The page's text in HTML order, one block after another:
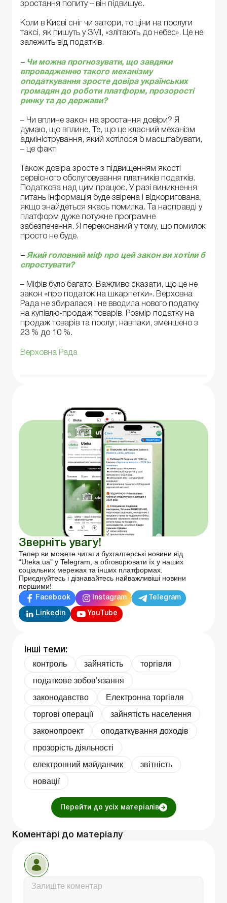
зростання попиту – він підвищує.
Коли в Києві сніг чи затори, то ціни на послуги
таксі, як пишуть у ЗМІ, «злітають до небес». Це не
залежить від податків.
– Чи можна прогнозувати, що завдяки
впровадженню такого механізму
оподаткування зросте довіра українських
громадян до роботи платформ, прозорості
ринку та до держави?
– Чи вплине закон на зростання довіри? Я
думаю, що вплине. Те, що це класний механізм
адміністрування, який хотілося б масштабувати,
– це факт.
Також довіра зросте з підвищенням якості
сервісного обслуговування платників податків.
Податкова над цим працює. У разі виникнення
питань інформація буде звірена і відкоригована,
якщо знайдеться якась помилка. Та насправді у
платформ дуже потужне програмне
забезпечення. Я переконаний у тому, що помилок
просто не буде.
– Який головний міф про цей закон ви хотіли б
спростувати?
– Міфів було багато. Важливо сказати, що це не
закон «про податок на шкарпетки». Верховна
Рада не збиралася і не вводила нового податку
на купівлю-продаж товарів. Розмір податку на
продаж товарів та послуг, навпаки, зменшено з
23 % до 10 %.
Верховна Рада
Зверніть увагу!
Тепер ви можете читати бухгалтерські новини від
“Uteka.ua” у Telegram, а обговорювати їх у наших
соціальних мережах та інших платформах.
Приєднуйтесь і дізнавайтесь найважливіші новини
першими!
Facebook Instagram Telegram
Linkedin YouTube
Інші теми:
контроль зайнятість
торгівля
податкове зобов’язання
законодавство
Електронна торгівля
торгові операції
зайнятість населення
законопроект
оподаткування доходів
прозорість діяльності
електронний майданчик
звітність
новації
Перейти до усіх матеріалів
Коментарі до матеріалу